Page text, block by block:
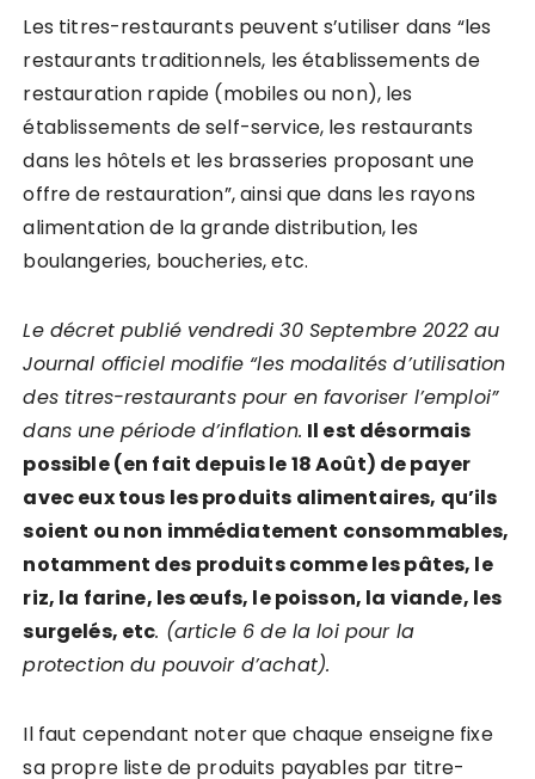
Les titres-restaurants peuvent s’utiliser dans “les
restaurants traditionnels, les établissements de
restauration rapide (mobiles ou non), les
établissements de self-service, les restaurants
dans les hôtels et les brasseries proposant une
offre de restauration”, ainsi que dans les rayons
alimentation de la grande distribution, les
boulangeries, boucheries, etc.
Le décret publié vendredi 30 Septembre 2022 au
Journal officiel modifie “les modalités d’utilisation
des titres-restaurants pour en favoriser l’emploi”
dans une période d’inflation. Il est désormais
possible (en fait depuis le 18 Août) de payer
avec eux tous les produits alimentaires, qu’ils
soient ou non immédiatement consommables,
notamment des produits comme les pâtes, le
riz, la farine, les œufs, le poisson, la viande, les
surgelés, etc. (article 6 de la loi pour la
protection du pouvoir d’achat).
Il faut cependant noter que chaque enseigne fixe
sa propre liste de produits payables par titre-